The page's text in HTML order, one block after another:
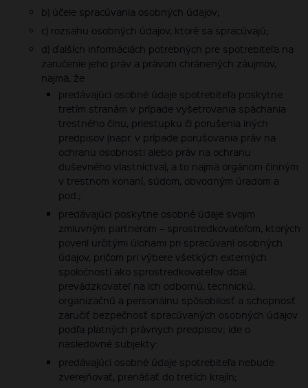
b) účele spracúvania osobných údajov;
c) rozsahu osobných údajov, ktoré sa spracúvajú;
d) ďalších informáciách potrebných pre spotrebiteľa na
zaručenie jeho práv a právom chránených záujmov,
najmä, že
predávajúci osobné údaje spotrebiteľa poskytne
tretím stranám v prípade vyšetrovania spáchania
trestného činu, priestupku či porušenia iných
predpisov (napr. v prípade porušovania práv na
ochranu osobnosti alebo práv na ochranu
duševného vlastníctva), a to najmä orgánom činným
v trestnom konaní, súdom, obvodným úradom a
pod.;
predávajúci poskytne osobné údaje svojim
zmluvným partnerom – sprostredkovateľom, ktorých
poveril určitými úlohami pri spracúvaní osobných
údajov, pričom pri výbere všetkých externých
spoločností ako sprostredkovateľov dbal
prevádzkovateľ na ich odbornú, technickú,
organizačnú a personálnu spôsobilosť a schopnosť
zaručiť bezpečnosť spracúvaných osobných údajov
podľa platných právnych predpisov; ide o
nasledovné subjekty:
predávajúci osobné údaje spotrebiteľa nebude
zverejňovať, prenášať do tretích krajín;